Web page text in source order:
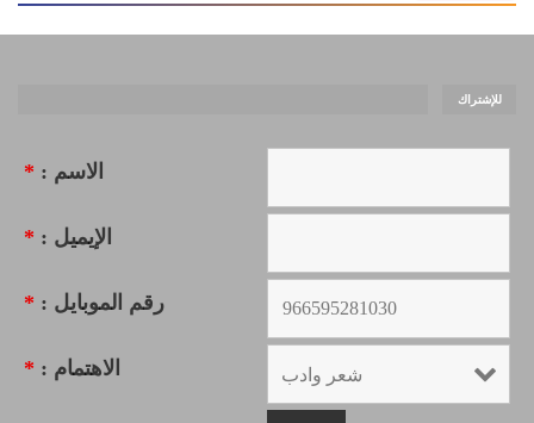
للإشتراك
الاسم : *
الإيميل : *
رقم الموبايل : *
الاهتمام : *